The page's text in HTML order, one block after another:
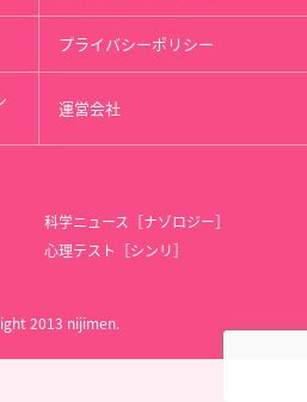
プライバシーポリシー
運営会社
科学ニュース［ナゾロジー］
心理テスト［シンリ］
2013 nijimen.